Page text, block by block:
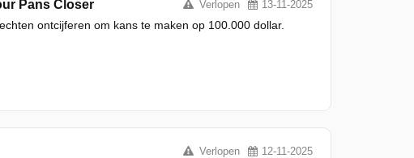
Pans Closer Verlopen 13-11-2025
ontcijferen om kans te maken op 100.000 dollar.
Verlopen 12-11-2025